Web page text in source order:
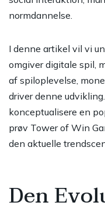
normdannelse.
I denne artikel vil vi
omgiver digitale spil,
af spiloplevelse,
driver denne
konceptualisere en
prøv Tower of Win
den aktuelle
Den